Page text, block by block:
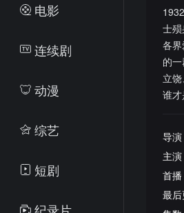
电影
连续剧
动漫
综艺
短剧
士
各
的
立
谁才
导演
主演
首播
最后